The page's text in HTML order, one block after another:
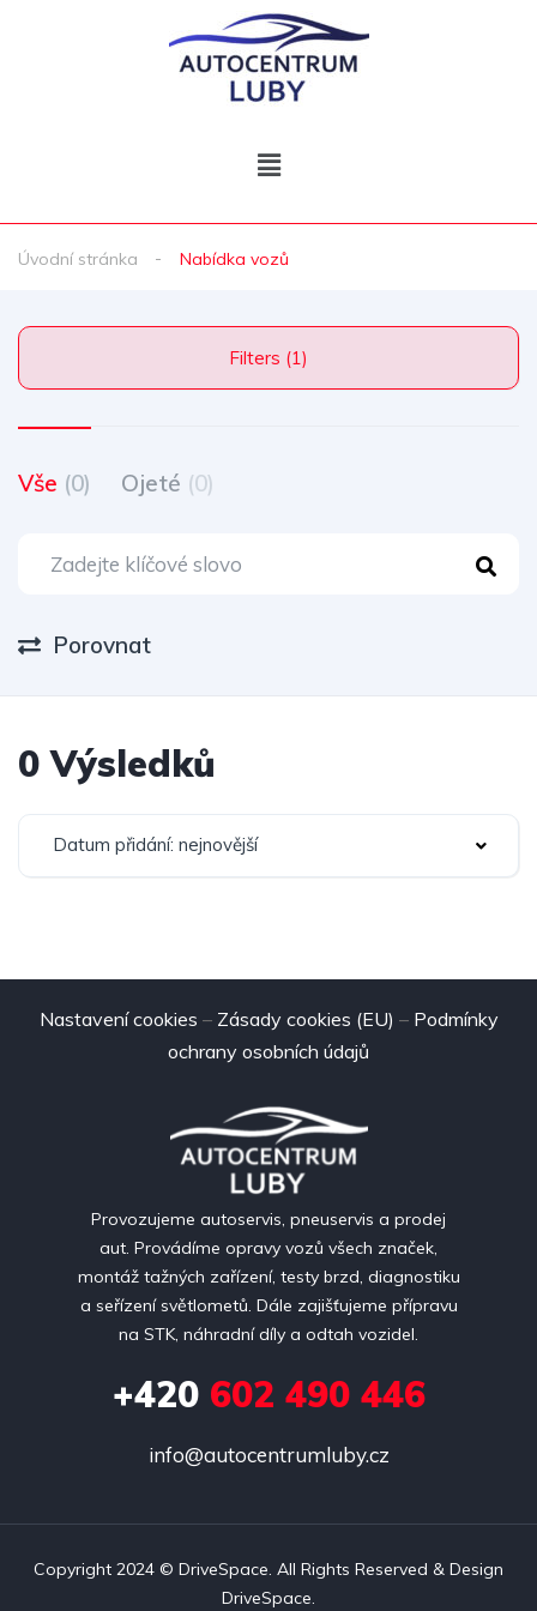
Úvodní stránka Nabídka vozů
Filters (1)
Vše (0) Ojeté (0)
Porovnat
0 Výsledků
Datum přidání: nejnovější
Nastavení cookies – Zásady cookies (EU) – Podmínky
ochrany osobních údajů
Provozujeme autoservis, pneuservis a prodej
aut. Provádíme opravy vozů všech značek,
montáž tažných zařízení, testy brzd, diagnostiku
a seřízení světlometů. Dále zajišťujeme přípravu
na STK, náhradní díly a odtah vozidel.
+420602 490 446
info@autocentrumluby.cz
Copyright 2024 © DriveSpace. All Rights Reserved & Design
DriveSpace.